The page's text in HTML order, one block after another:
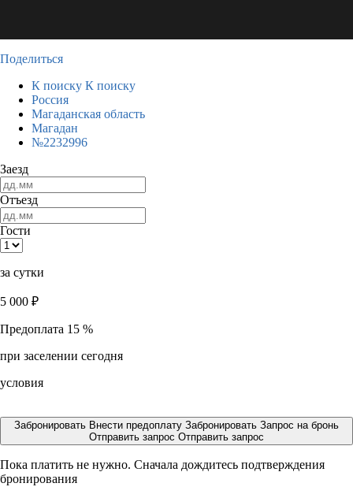
Поделиться
К поиску К поиску
Россия
Магаданская область
Магадан
№2232996
Заезд
Отъезд
Гости
за сутки
5 000 ₽
Предоплата 15 %
при заселении сегодня
условия
Забронировать Внести предоплату Забронировать Запрос на бронь
Отправить запрос Отправить запрос
Пока платить не нужно. Сначала дождитесь подтверждения
бронирования